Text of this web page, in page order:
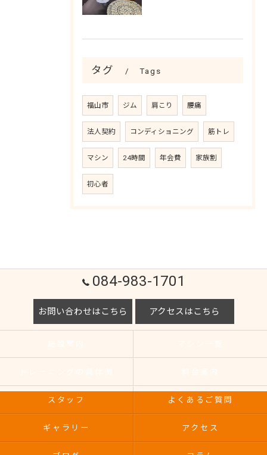
タグ Tags
福山市 ジム 肩こり 腰痛
法人契約 コンディショニング 筋トレ
マシン 24時間 年会費 家族割
初心者
084-983-1701
お問い合わせはこちら アクセスはこちら
スタッフ よくあるご質問
ギャラリー アクセス